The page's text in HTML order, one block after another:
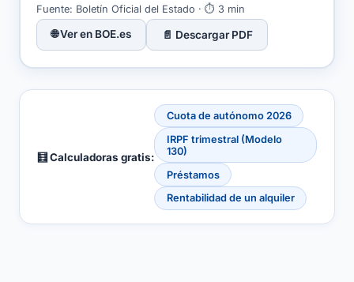
Fuente: Boletín Oficial del Estado · ⏱ 3 min
🌐 Ver en BOE.es 📄 Descargar PDF
🧮 Calculadoras gratis:
Cuota de autónomo 2026
IRPF trimestral (Modelo
130)
Préstamos
Rentabilidad de un alquiler